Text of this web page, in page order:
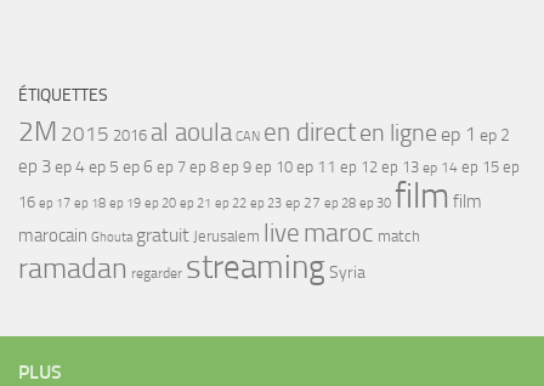
ÉTIQUETTES
2M 2015 2016 al aoula CAN en directen ligne ep 1 ep 2
ep 3ep 4ep 5 ep 6 ep 7 ep 8 ep 9 ep 10 ep 11 ep 12 ep 13 ep 14 ep 15 ep
16 ep 17 ep 18 ep 19 ep 20 ep 21 ep 22 ep 23 ep 27 ep 28 ep 30 film film
marocain Ghouta gratuit Jerusalem live maroc match
ramadan regarder streamingSyria
PLUS